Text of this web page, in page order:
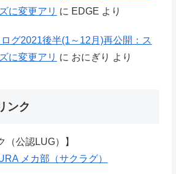
に変更アリ に EDGE より
グ2021後半(1～12月)再公開：ス
に変更アリ に おにぎり より
ンク
（公認LUG）】
メカ部（サクラグ）